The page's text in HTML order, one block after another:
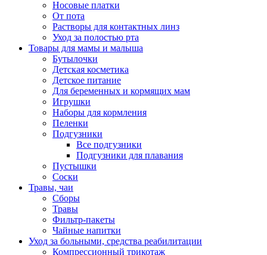
Носовые платки
От пота
Растворы для контактных линз
Уход за полостью рта
Товары для мамы и малыша
Бутылочки
Детская косметика
Детское питание
Для беременных и кормящих мам
Игрушки
Наборы для кормления
Пеленки
Подгузники
Все подгузники
Подгузники для плавания
Пустышки
Соски
Травы, чаи
Сборы
Травы
Фильтр-пакеты
Чайные напитки
Уход за больными, средства реабилитации
Компрессионный трикотаж